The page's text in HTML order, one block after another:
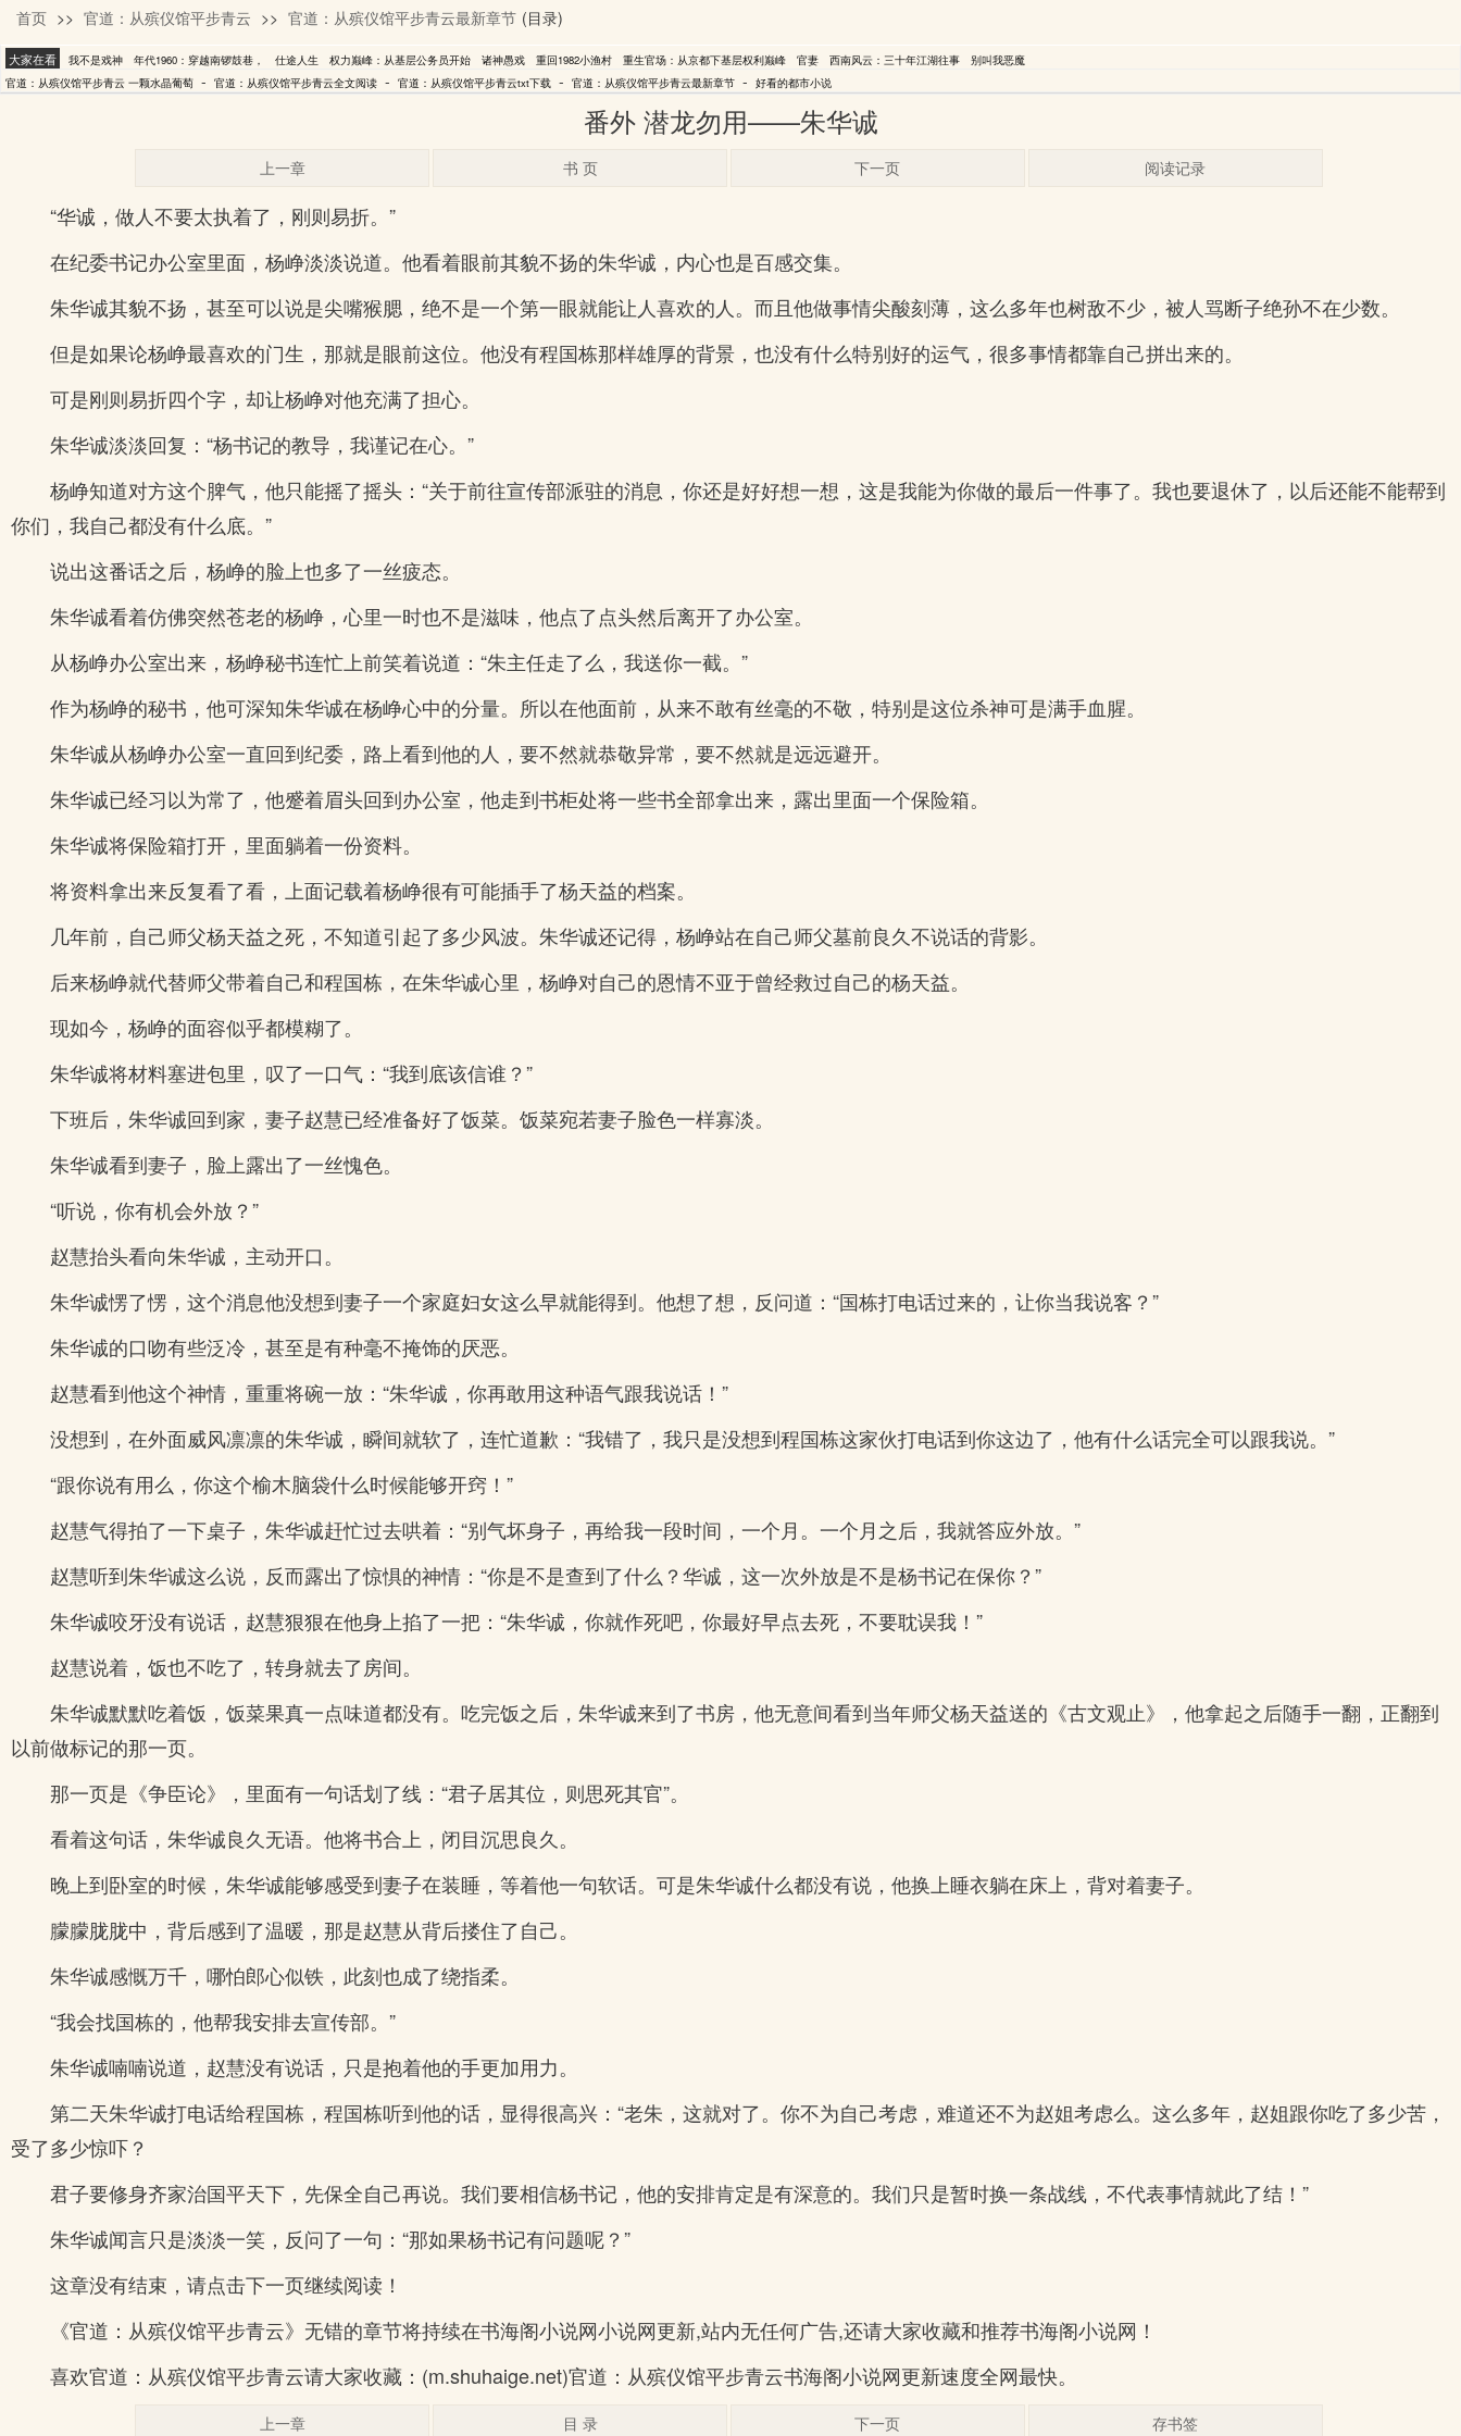
一颗水晶葡萄
首页 >> 官道：从殡仪馆平步青云 >> 官道：从殡仪馆平步青云最新章节 (目录)
大家在看 我不是戏神 年代1960：穿越南锣鼓巷， 仕途人生 权力巅峰：从基层公务员开始 诸神愚戏 重回1982小渔村 重生官场：从京都下基层权利巅峰 官妻 西南风云：三十年江湖往事
别叫我恶魔
官道：从殡仪馆平步青云 一颗水晶葡萄 - 官道：从殡仪馆平步青云全文阅读 - 官道：从殡仪馆平步青云txt下载 - 官道：从殡仪馆平步青云最新章节 - 好看的都市小说
番外 潜龙勿用——朱华诚
上一章 书 页 下一页 阅读记录
“华诚，做人不要太执着了，刚则易折。”
在纪委书记办公室里面，杨峥淡淡说道。他看着眼前其貌不扬的朱华诚，内心也是百感交集。
朱华诚其貌不扬，甚至可以说是尖嘴猴腮，绝不是一个第一眼就能让人喜欢的人。而且他做事情尖酸刻薄，这么多年也树敌不少，被人骂断子绝孙不在少数。
但是如果论杨峥最喜欢的门生，那就是眼前这位。他没有程国栋那样雄厚的背景，也没有什么特别好的运气，很多事情都靠自己拼出来的。
可是刚则易折四个字，却让杨峥对他充满了担心。
朱华诚淡淡回复：“杨书记的教导，我谨记在心。”
杨峥知道对方这个脾气，他只能摇了摇头：“关于前往宣传部派驻的消息，你还是好好想一想，这是我能为你做的最后一件事了。我也要退休了，以后还能不能帮到
你们，我自己都没有什么底。”
说出这番话之后，杨峥的脸上也多了一丝疲态。
朱华诚看着仿佛突然苍老的杨峥，心里一时也不是滋味，他点了点头然后离开了办公室。
从杨峥办公室出来，杨峥秘书连忙上前笑着说道：“朱主任走了么，我送你一截。”
作为杨峥的秘书，他可深知朱华诚在杨峥心中的分量。所以在他面前，从来不敢有丝毫的不敬，特别是这位杀神可是满手血腥。
朱华诚从杨峥办公室一直回到纪委，路上看到他的人，要不然就恭敬异常，要不然就是远远避开。
朱华诚已经习以为常了，他蹙着眉头回到办公室，他走到书柜处将一些书全部拿出来，露出里面一个保险箱。
朱华诚将保险箱打开，里面躺着一份资料。
将资料拿出来反复看了看，上面记载着杨峥很有可能插手了杨天益的档案。
几年前，自己师父杨天益之死，不知道引起了多少风波。朱华诚还记得，杨峥站在自己师父墓前良久不说话的背影。
后来杨峥就代替师父带着自己和程国栋，在朱华诚心里，杨峥对自己的恩情不亚于曾经救过自己的杨天益。
现如今，杨峥的面容似乎都模糊了。
朱华诚将材料塞进包里，叹了一口气：“我到底该信谁？”
下班后，朱华诚回到家，妻子赵慧已经准备好了饭菜。饭菜宛若妻子脸色一样寡淡。
朱华诚看到妻子，脸上露出了一丝愧色。
“听说，你有机会外放？”
赵慧抬头看向朱华诚，主动开口。
朱华诚愣了愣，这个消息他没想到妻子一个家庭妇女这么早就能得到。他想了想，反问道：“国栋打电话过来的，让你当我说客？”
朱华诚的口吻有些泛冷，甚至是有种毫不掩饰的厌恶。
赵慧看到他这个神情，重重将碗一放：“朱华诚，你再敢用这种语气跟我说话！”
没想到，在外面威风凛凛的朱华诚，瞬间就软了，连忙道歉：“我错了，我只是没想到程国栋这家伙打电话到你这边了，他有什么话完全可以跟我说。”
“跟你说有用么，你这个榆木脑袋什么时候能够开窍！”
赵慧气得拍了一下桌子，朱华诚赶忙过去哄着：“别气坏身子，再给我一段时间，一个月。一个月之后，我就答应外放。”
赵慧听到朱华诚这么说，反而露出了惊惧的神情：“你是不是查到了什么？华诚，这一次外放是不是杨书记在保你？”
朱华诚咬牙没有说话，赵慧狠狠在他身上掐了一把：“朱华诚，你就作死吧，你最好早点去死，不要耽误我！”
赵慧说着，饭也不吃了，转身就去了房间。
朱华诚默默吃着饭，饭菜果真一点味道都没有。吃完饭之后，朱华诚来到了书房，他无意间看到当年师父杨天益送的《古文观止》，他拿起之后随手一翻，正翻到
以前做标记的那一页。
那一页是《争臣论》，里面有一句话划了线：“君子居其位，则思死其官”。
看着这句话，朱华诚良久无语。他将书合上，闭目沉思良久。
晚上到卧室的时候，朱华诚能够感受到妻子在装睡，等着他一句软话。可是朱华诚什么都没有说，他换上睡衣躺在床上，背对着妻子。
朦朦胧胧中，背后感到了温暖，那是赵慧从背后搂住了自己。
朱华诚感慨万千，哪怕郎心似铁，此刻也成了绕指柔。
“我会找国栋的，他帮我安排去宣传部。”
朱华诚喃喃说道，赵慧没有说话，只是抱着他的手更加用力。
第二天朱华诚打电话给程国栋，程国栋听到他的话，显得很高兴：“老朱，这就对了。你不为自己考虑，难道还不为赵姐考虑么。这么多年，赵姐跟你吃了多少苦，
受了多少惊吓？
君子要修身齐家治国平天下，先保全自己再说。我们要相信杨书记，他的安排肯定是有深意的。我们只是暂时换一条战线，不代表事情就此了结！”
朱华诚闻言只是淡淡一笑，反问了一句：“那如果杨书记有问题呢？”
这章没有结束，请点击下一页继续阅读！
《官道：从殡仪馆平步青云》无错的章节将持续在书海阁小说网小说网更新,站内无任何广告,还请大家收藏和推荐书海阁小说网！
喜欢官道：从殡仪馆平步青云请大家收藏：(m.shuhaige.net)官道：从殡仪馆平步青云书海阁小说网更新速度全网最快。
上一章 目 录 下一页 存书签